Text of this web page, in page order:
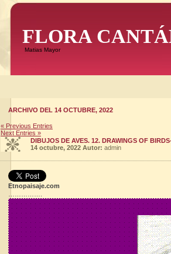
FLORA
Matias Mayor
ARCHIVO DEL 14 OCTUBRE, 2022
« Previous Entries
Next Entries »
DIBUJOS DE AVES. 12. DRAWINGS OF
14 octubre, 2022 Autor: admin
Etnopaisaje.com